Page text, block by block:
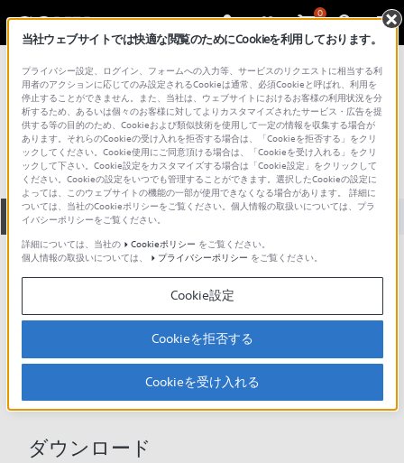
0
総合サポート・お問い合わせ プロフェッショナル／業務用
ADP-10
全て ダウンロード 取扱説明書 Q&A
製品に関する重要なお知らせ
製品に関する重要なお知らせ
重要なお知らせ一覧（データプロジェクター）
ダウンロード
当社ウェブサイトでは快適な閲覧のためにCookieを利用しております。
プライバシー設定、ログイン、フォームへの入力等、サービスのリクエストに相当する利
用者のアクションに応じてのみ設定されるCookieは通常、必須Cookieと呼ばれ、利用を
停止することができません。また、当社は、ウェブサイトにおけるお客様の利用状況を分
析するため、あるいは個々のお客様に対してよりカスタマイズされたサービス・広告を提
供する等の目的のため、Cookieおよび類似技術を使用して一定の情報を収集する場合が
あります。それらのCookieの受け入れを拒否する場合は、「Cookieを拒否する」をクリ
ックしてください。Cookie使用にご同意頂ける場合は、「Cookieを受け入れる」をクリ
ックして下さい。Cookie設定をカスタマイズする場合は「Cookie設定」をクリックして
ください。Cookieの設定をいつでも管理することができます。選択したCookieの設定に
よっては、このウェブサイトの機能の一部が使用できなくなる場合があります。 詳細に
ついては、当社のCookieポリシーをご覧ください。個人情報の取扱いについては、プラ
イバシーポリシーをご覧ください。
詳細については、当社の
Cookieポリシー をご覧ください。
個人情報の取扱いについては、
プライバシーポリシー をご覧ください。
Cookie設定
Cookieを拒否する
Cookieを受け入れる